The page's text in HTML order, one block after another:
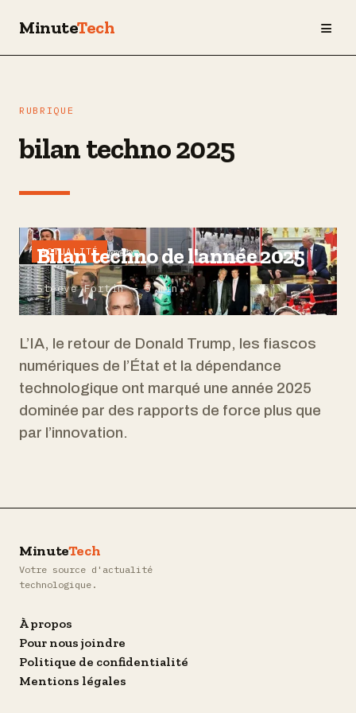
MinuteTech ≡
RUBRIQUE
bilan techno 2025
ACTUALITÉ
Bilan techno de l'année 2025
Steeve Fortin — 5 min
L’IA, le retour de Donald Trump, les fiascos
numériques de l’État et la dépendance
technologique ont marqué une année 2025
dominée par des rapports de force plus que
par l’innovation.
MinuteTech
Votre source d'actualité
technologique.
À propos
Pour nous joindre
Politique de confidentialité
Mentions légales